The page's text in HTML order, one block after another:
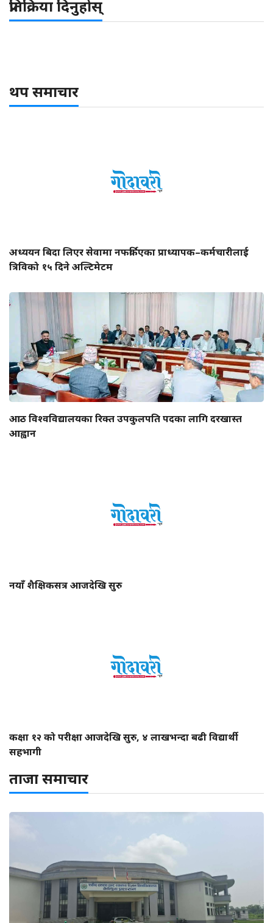
प्रतिक्रिया दिनुहोस्
थप समाचार
अध्ययन बिदा लिएर सेवामा नफर्किएका प्राध्यापक–कर्मचारीलाई
त्रिविको १५ दिने अल्टिमेटम
आठ विश्वविद्यालयका रिक्त उपकुलपति पदका लागि दरखास्त
आह्वान
नयाँ शैक्षिकसत्र आजदेखि सुरु
कक्षा १२ को परीक्षा आजदेखि सुरु, ४ लाखभन्दा बढी विद्यार्थी
सहभागी
ताजा समाचार